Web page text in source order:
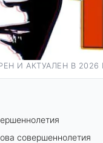
И АКТУАЛЕН В 2026
совершеннолетия